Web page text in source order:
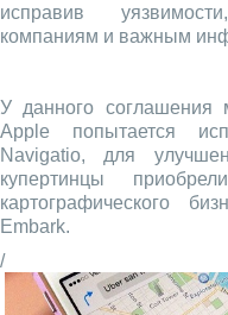
исправив
компаниям и важным
У данного соглашения
Apple попытается
Navigatio, для
купертинцы
картографического
Embark.
/